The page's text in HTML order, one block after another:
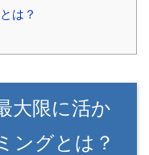
は？
大限に活か
ングとは？